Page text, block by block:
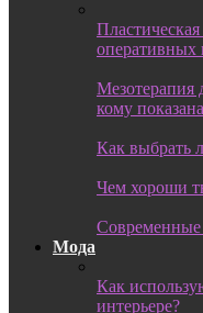
оперативных
Мезотерапия
кому
Как выбрать
Чем хороши
Современные
Мода
Как
интерьере?